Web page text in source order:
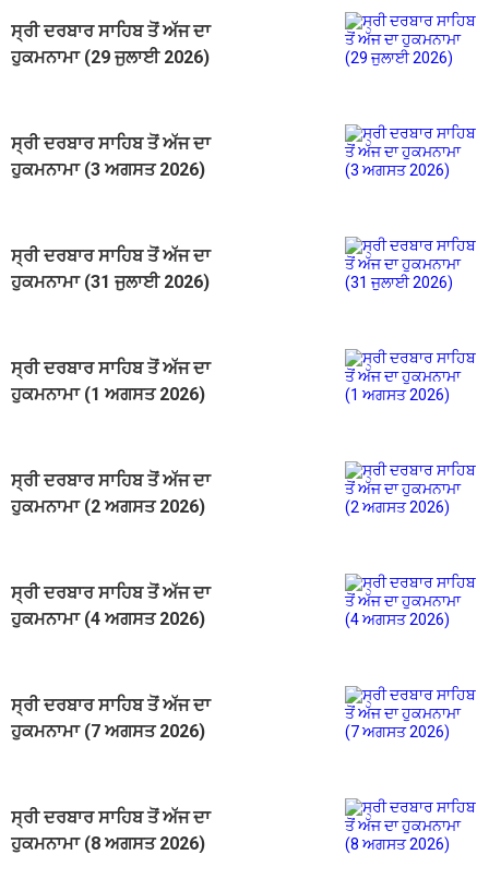
ਸ੍ਰੀ ਦਰਬਾਰ ਸਾਹਿਬ ਤੋਂ ਅੱਜ ਦਾ
ਹੁਕਮਨਾਮਾ (29 ਜੁਲਾਈ 2026)
ਸ੍ਰੀ ਦਰਬਾਰ ਸਾਹਿਬ ਤੋਂ ਅੱਜ ਦਾ
ਹੁਕਮਨਾਮਾ (3 ਅਗਸਤ 2026)
ਸ੍ਰੀ ਦਰਬਾਰ ਸਾਹਿਬ ਤੋਂ ਅੱਜ ਦਾ
ਹੁਕਮਨਾਮਾ (31 ਜੁਲਾਈ 2026)
ਸ੍ਰੀ ਦਰਬਾਰ ਸਾਹਿਬ ਤੋਂ ਅੱਜ ਦਾ
ਹੁਕਮਨਾਮਾ (1 ਅਗਸਤ 2026)
ਸ੍ਰੀ ਦਰਬਾਰ ਸਾਹਿਬ ਤੋਂ ਅੱਜ ਦਾ
ਹੁਕਮਨਾਮਾ (2 ਅਗਸਤ 2026)
ਸ੍ਰੀ ਦਰਬਾਰ ਸਾਹਿਬ ਤੋਂ ਅੱਜ ਦਾ
ਹੁਕਮਨਾਮਾ (4 ਅਗਸਤ 2026)
ਸ੍ਰੀ ਦਰਬਾਰ ਸਾਹਿਬ ਤੋਂ ਅੱਜ ਦਾ
ਹੁਕਮਨਾਮਾ (7 ਅਗਸਤ 2026)
ਸ੍ਰੀ ਦਰਬਾਰ ਸਾਹਿਬ ਤੋਂ ਅੱਜ ਦਾ
ਹੁਕਮਨਾਮਾ (8 ਅਗਸਤ 2026)